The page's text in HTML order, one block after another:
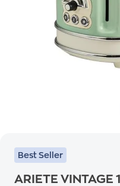
Best Seller
ARIETE